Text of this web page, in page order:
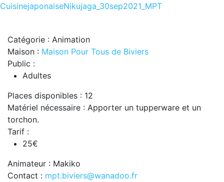
CuisinejaponaiseNikujaga_30sep2021_MPT
Catégorie : Animation
Maison : Maison Pour Tous de Biviers
Public :
Adultes
Places disponibles : 12
Matériel nécessaire : Apporter un tupperware et un
torchon.
Tarif :
25€
Animateur : Makiko
Contact : mpt.biviers@wanadoo.fr